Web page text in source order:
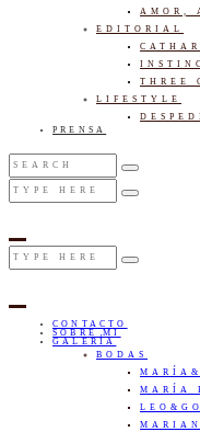
AMOR,
EDITORIAL
INSTINC
THREE
LIFESTYLE
PRENSA
CONTACTO
SOBRE MI
GALERÍA
BODAS
MARÍA